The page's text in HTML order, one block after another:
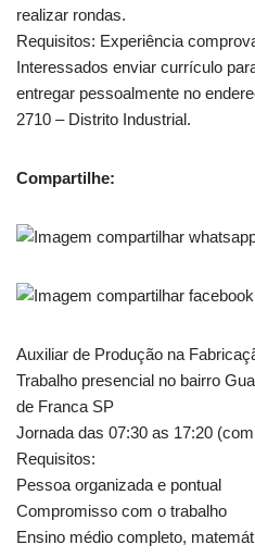
realizar rondas.
Requisitos: Experiência
Interessados enviar currículo
entregar pessoalmente no
2710 – Distrito Industrial.
Compartilhe:
Auxiliar de Produção na
Trabalho presencial no bairro
de Franca SP
Jornada das 07:30 as 17:20
Requisitos:
Pessoa organizada e pontual
Compromisso com o trabalho
Ensino médio completo,